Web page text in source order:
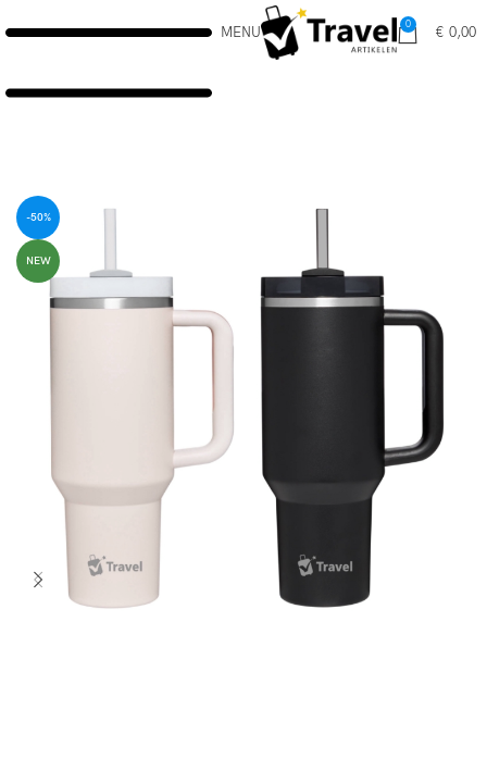
MENU 0 € 0,00
-50%
NEW